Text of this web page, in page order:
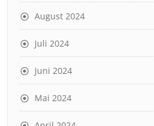
August 2024
Juli 2024
Juni 2024
Mai 2024